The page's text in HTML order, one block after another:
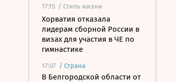
17:15 / Стиль жизни
Хорватия отказала
лидерам сборной России в
визах для участия в ЧЕ по
гимнастике
17:07 / Страна
В Белгородской области от